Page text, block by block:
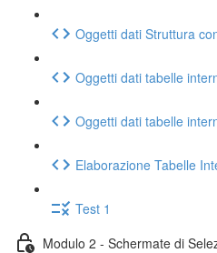
Oggetti dati Struttura
Oggetti dati tabelle
Oggetti dati tabelle
Elaborazione Tabelle
Test 1
Modulo 2 - Schermate di